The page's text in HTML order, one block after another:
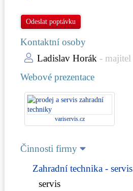
Odeslat poptávku
Kontaktní osoby
Ladislav Horák - majitel
Webové prezentace
variservis.cz
Činnosti firmy
Zahradní technika - servis
servis